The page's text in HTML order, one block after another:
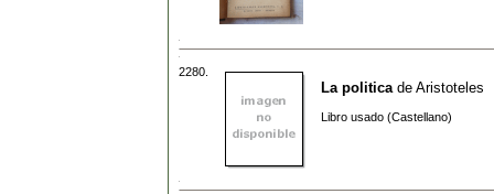
2280.
La politica de Aristoteles
Libro usado (Castellano)